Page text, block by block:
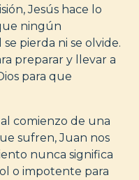
Jesús hace lo
ningún
pierda ni se olvide.
preparar y llevar a
para que
comienzo de una
sufren, Juan nos
nunca significa
o impotente para